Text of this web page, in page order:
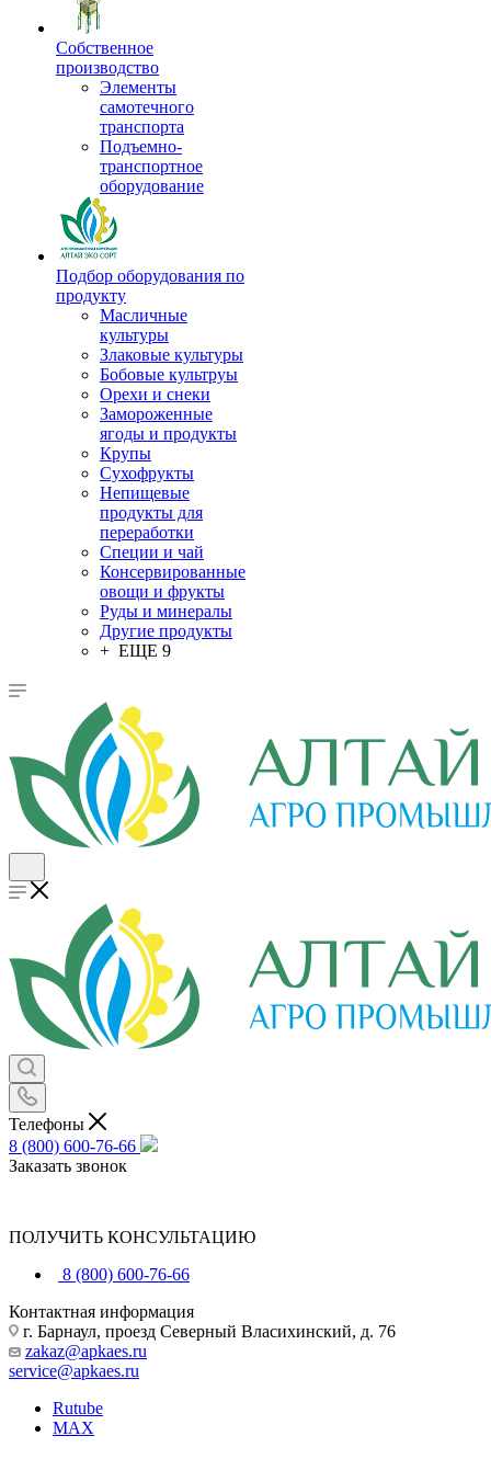
Собственное
производство
Элементы
самотечного
транспорта
Подъемно-
транспортное
оборудование
Подбор оборудования по
продукту
Масличные
культуры
Злаковые культуры
Бобовые культруы
Орехи и снеки
Замороженные
ягоды и продукты
Крупы
Сухофрукты
Непищевые
продукты для
переработки
Специи и чай
Консервированные
овощи и фрукты
Руды и минералы
Другие продукты
+ ЕЩЕ 9
Телефоны
8 (800) 600-76-66
Заказать звонок
ПОЛУЧИТЬ КОНСУЛЬТАЦИЮ
8 (800) 600-76-66
Контактная информация
г. Барнаул, проезд Северный Власихинский, д. 76
zakaz@apkaes.ru
service@apkaes.ru
Rutube
MAX